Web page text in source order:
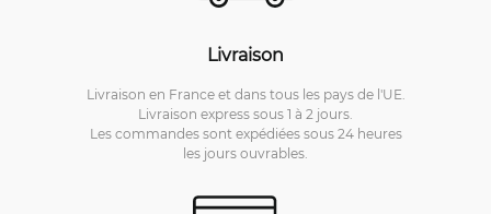
Livraison
Livraison en France et dans tous les pays de l'UE.
Livraison express sous 1 à 2 jours.
Les commandes sont expédiées sous 24 heures
les jours ouvrables.